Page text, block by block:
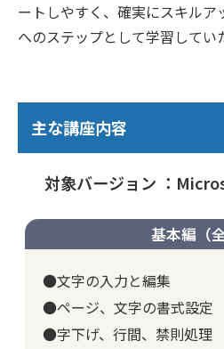
ートしやすく、確実にスキル
へのステップとして学習してい
主な講座内容
対象バージョン ：
基本編（
●文字の入力と編集
●ページ、文字の書式設定
●字下げ、行間、禁則処理